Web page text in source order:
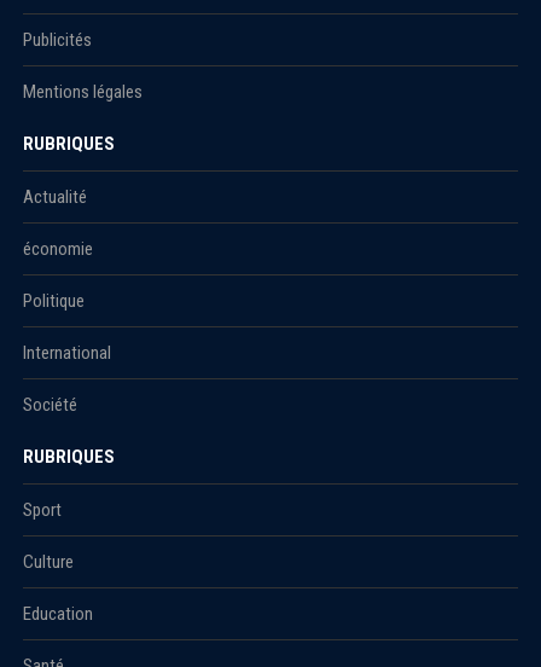
Publicités
Mentions légales
RUBRIQUES
Actualité
économie
Politique
International
Société
RUBRIQUES
Sport
Culture
Education